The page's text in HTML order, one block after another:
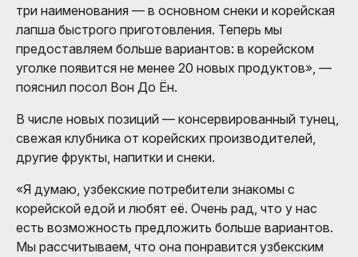
три наименования — в основном снеки и корейская
лапша быстрого приготовления. Теперь мы
предоставляем больше вариантов: в корейском
уголке появится не менее 20 новых продуктов», —
пояснил посол Вон До Ён.
В числе новых позиций — консервированный тунец,
свежая клубника от корейских производителей,
другие фрукты, напитки и снеки.
«Я думаю, узбекские потребители знакомы с
корейской едой и любят её. Очень рад, что у нас
есть возможность предложить больше вариантов.
Мы рассчитываем, что она понравится узбекским